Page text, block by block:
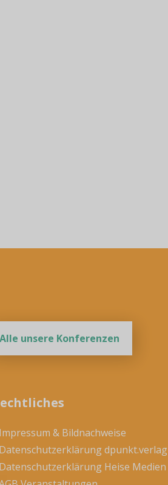
Alle unsere Konferenzen
& Bildnachweise
dpunkt.verlag
Heise Medien